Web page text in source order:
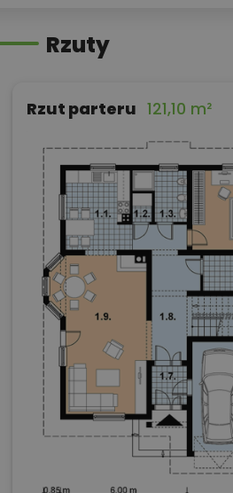
Rzuty
Rzut parteru 121,10 m²